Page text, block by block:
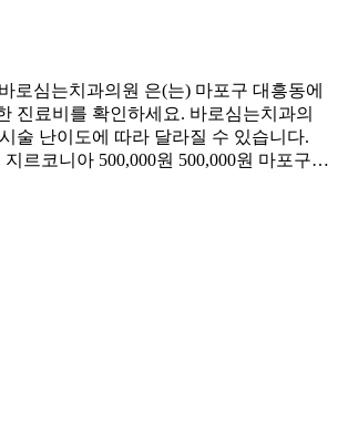
로심는치과의원 은(는) 마포구 대흥동에
진료비를 확인하세요. 바로심는치과의
술 난이도에 따라 달라질 수 있습니다.
지르코니아 500,000원 500,000원 마포구…